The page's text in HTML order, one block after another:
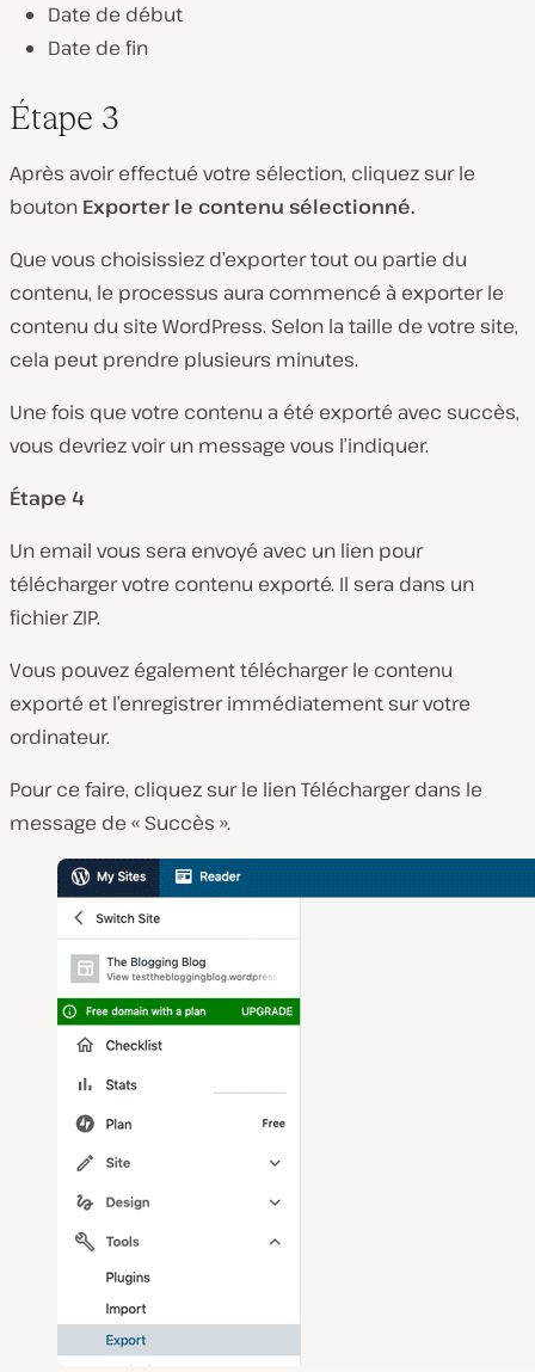
Date de début
Date de fin
Étape 3
Après avoir effectué votre sélection, cliquez sur le
bouton Exporter le contenu sélectionné.
Que vous choisissiez d’exporter tout ou partie du
contenu, le processus aura commencé à exporter le
contenu du site WordPress. Selon la taille de votre site,
cela peut prendre plusieurs minutes.
Une fois que votre contenu a été exporté avec succès,
vous devriez voir un message vous l’indiquer.
Étape 4
Un email vous sera envoyé avec un lien pour
télécharger votre contenu exporté. Il sera dans un
fichier ZIP.
Vous pouvez également télécharger le contenu
exporté et l’enregistrer immédiatement sur votre
ordinateur.
Pour ce faire, cliquez sur le lien Télécharger dans le
message de « Succès ».